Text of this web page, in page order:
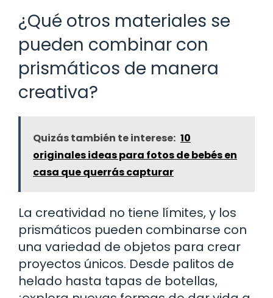
¿Qué otros materiales se
pueden combinar con
prismáticos de manera
creativa?
Quizás también te interese: 10
originales ideas para fotos de bebés en
casa que querrás capturar
La creatividad no tiene límites, y los
prismáticos pueden combinarse con
una variedad de objetos para crear
proyectos únicos. Desde palitos de
helado hasta tapas de botellas,